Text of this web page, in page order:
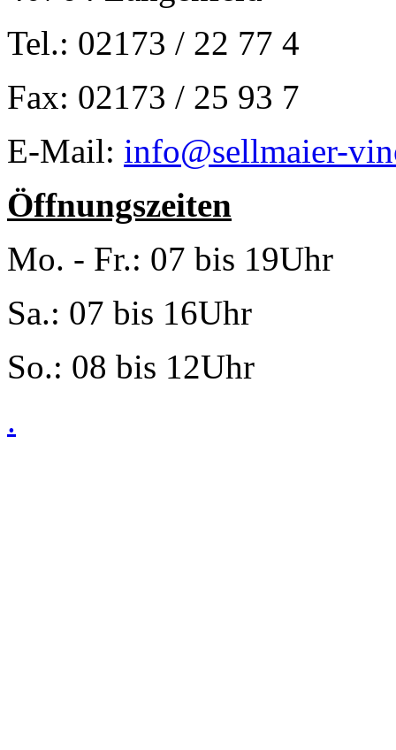
Tel.: 02173 / 22 77 4
Fax: 02173 / 25 93 7
E-Mail: info@sellmaier-
Öffnungszeiten
Mo. - Fr.: 07 bis 19Uhr
Sa.: 07 bis 16Uhr
So.: 08 bis 12Uhr
.